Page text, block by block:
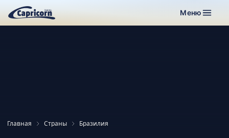
Меню
Главная Страны Бразилия